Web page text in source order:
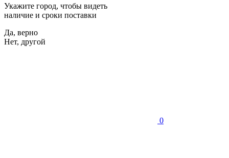
Укажите город, чтобы видеть
наличие и сроки поставки
Да, верно
Нет, другой
0